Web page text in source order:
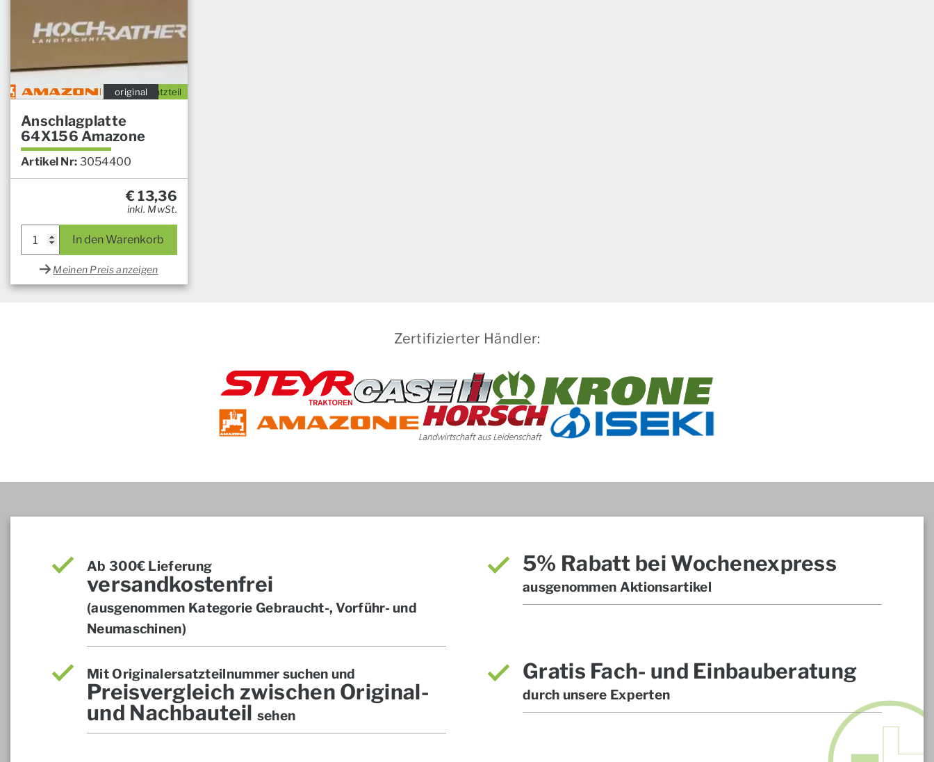
Ersatzteil
original
Anschlagplatte
64X156 Amazone
Artikel Nr: 3054400
€13,36
inkl. MwSt.
In den Warenkorb
Meinen Preis anzeigen
Zertifizierter Händler:
Ab 300€ Lieferung
versandkostenfrei
(ausgenommen Kategorie Gebraucht-, Vorführ- und
Neumaschinen)
5% Rabatt bei Wochenexpress
ausgenommen Aktionsartikel
Mit Originalersatzteilnummer suchen und
Preisvergleich zwischen Original-
und Nachbauteil sehen
Gratis Fach- und Einbauberatung
durch unsere Experten